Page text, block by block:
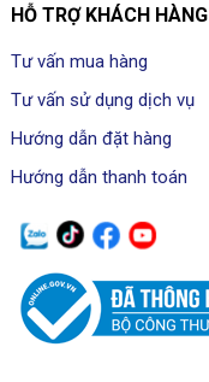
HỖ TRỢ KHÁCH HÀNG
Tư vấn mua hàng
Tư vấn sử dụng dịch vụ
Hướng dẫn đặt hàng
Hướng dẫn thanh toán